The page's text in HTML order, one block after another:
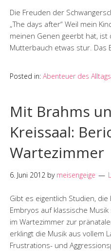
Die Freuden der
„The days after“ Weil mein
meinen Genen geerbt hat, ist
Mutterbauch etwas stur. Das
Posted in: Abenteuer des Alltags
Mit Brahms
Kreissaal:
Wartezimmer
6. Juni 2012 by meisengeige
Gibt es eigentlich Studien,
Embryos auf klassische
im Wartezimmer zur
erklingt die Musik aus vollem
Frustrations- und